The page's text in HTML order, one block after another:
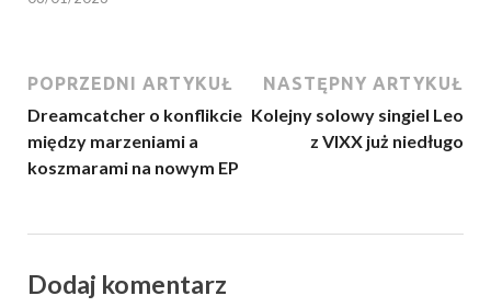
POPRZEDNI ARTYKUŁ
Dreamcatcher o konflikcie
między marzeniami a
koszmarami na nowym EP
NASTĘPNY ARTYKUŁ
Kolejny solowy singiel Leo
z VIXX już niedługo
Dodaj komentarz